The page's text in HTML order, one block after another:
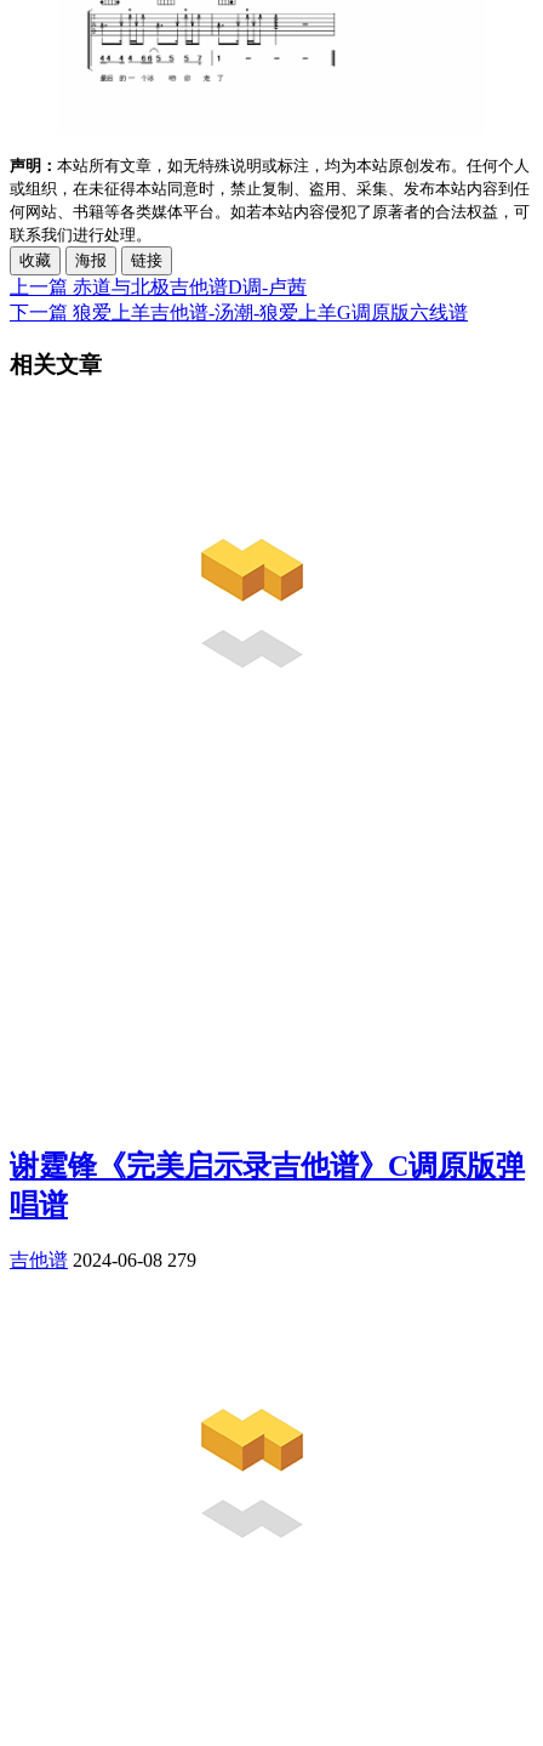
声明： 本站所有文章，如无特殊说明或标注，均为本站原创发布。任何个人
或组织，在未征得本站同意时，禁止复制、盗用、采集、发布本站内容到任
何网站、书籍等各类媒体平台。如若本站内容侵犯了原著者的合法权益，可
联系我们进行处理。
收藏
海报 链接
上一篇 赤道与北极吉他谱D调-卢茜
下一篇 狼爱上羊吉他谱-汤潮-狼爱上羊G调原版六线谱
相关文章
谢霆锋《完美启示录吉他谱》C调原版弹
唱谱
吉他谱 2024-06-08 279